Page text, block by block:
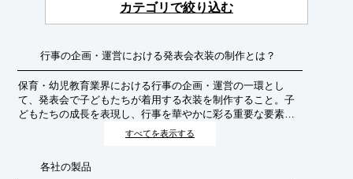
カテゴリで絞り込む
行事の企画・運営における発表会衣装の制作とは？
保育・幼児教育業界における行事の企画・運営の一環とし
て、発表会で子どもたちが着用する衣装を制作すること。子
どもたちの成長を表現し、行事を華やかに彩る重要な要素で
すべてを表示する
各社の製品